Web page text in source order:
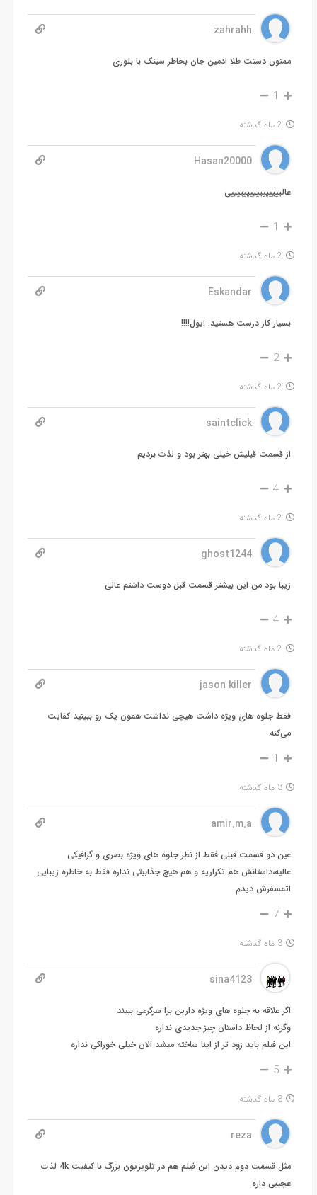
zahrahh
ممنون دستت طلا ادمین جان بخاطر سینک با بلوری
1
2 ماه گذشته
Hasan20000
عالییییییییییییییییی
1
2 ماه گذشته
Eskandar
بسیار کار درست هستید. ایول!!!!
2
2 ماه گذشته
saintclick
از قسمت قبلیش خیلی بهتر بود و لذت بردیم
4
2 ماه گذشته
ghost1244
زیبا بود من این بیشتر قسمت قبل دوست داشتم عالی
4
2 ماه گذشته
jason killer
فقط جلوه های ویژه داشت هیچی نداشت همون یک رو ببینید کفایت
می‌کنه
1
3 ماه گذشته
amir.m.a
عین دو قسمت قبلی فقط از نظر جلوه های ویژه بصری و گرافیکی
عالیه،داستانش هم تکراریه و هم هیچ جذابیتی نداره فقط به خاطره زیبایی
اتمسفرش دیدم
7
3 ماه گذشته
sina4123
اگر علاقه به جلوه های ویژه دارین برا سرگرمی ببیند
وگرنه از لحاظ داستان چیز جدیدی نداره
این فیلم باید زود تر از اینا ساخته میشد الان خیلی خوراکی نداره
5
3 ماه گذشته
reza
مثل قسمت دوم دیدن این فیلم هم در تلویزیون بزرگ با کیفیت 4k لذت
عجیبی داره